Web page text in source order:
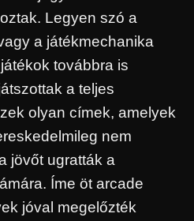
Legyen szó a
a játékmechanika
továbbra is
a teljes
olyan címek, amelyek
nem
jövőt ugratták a
Íme öt arcade
jóval megelőzték